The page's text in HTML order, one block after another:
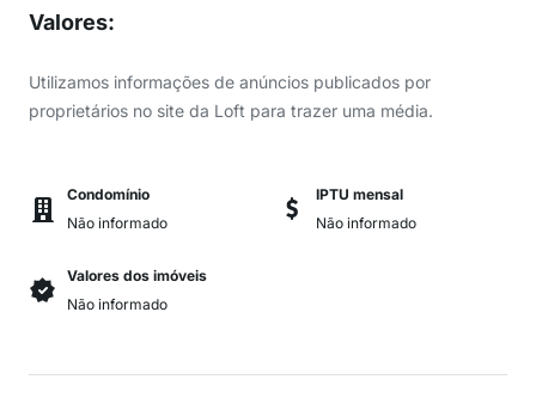
Valores:
Utilizamos informações de anúncios publicados por
proprietários no site da Loft para trazer uma média.
Condomínio
Não informado
IPTU mensal
Não informado
Valores dos imóveis
Não informado